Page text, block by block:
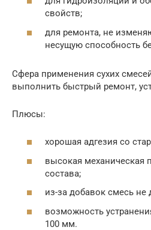
свойств;
для ремонта, не
несущую способность
Сфера применения сухих
выполнить быстрый ремонт,
Плюсы:
хорошая адгезия со
высокая механическая
состава;
из-за добавок смесь не
возможность
100 мм.